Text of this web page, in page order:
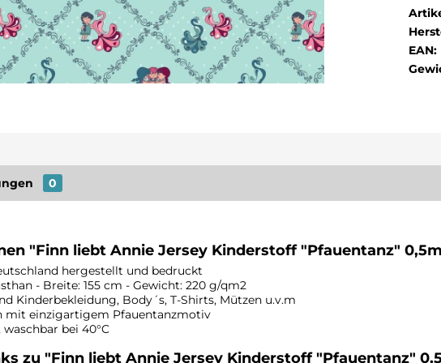
EAN:
0
"Finn liebt Annie Jersey Kinderstoff "Pfauentanz"
hergestellt und bedruckt
- Breite: 155 cm - Gewicht: 220 g/qm2
Kinderbekleidung, Body´s, T-Shirts, Mützen u.v.m
mit einzigartigem Pfauentanzmotiv
bei 40°C
zu "Finn liebt Annie Jersey Kinderstoff "Pfauentanz"